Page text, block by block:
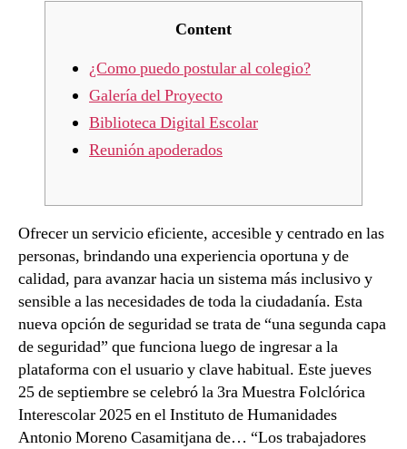
Content
¿Como puedo postular al colegio?
Galería del Proyecto
Biblioteca Digital Escolar
Reunión apoderados
Ofrecer un servicio eficiente, accesible y centrado en las
personas, brindando una experiencia oportuna y de
calidad, para avanzar hacia un sistema más inclusivo y
sensible a las necesidades de toda la ciudadanía. Esta
nueva opción de seguridad se trata de “una segunda capa
de seguridad” que funciona luego de ingresar a la
plataforma con el usuario y clave habitual. Este jueves
25 de septiembre se celebró la 3ra Muestra Folclórica
Interescolar 2025 en el Instituto de Humanidades
Antonio Moreno Casamitjana de… “Los trabajadores